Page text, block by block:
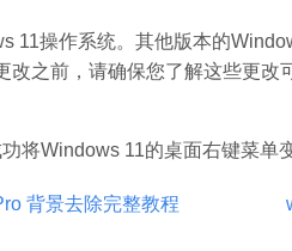
11操作系统。其他版本的
改之前，请确保您了解这些更
将Windows 11的桌面右键菜单
背景去除完整教程